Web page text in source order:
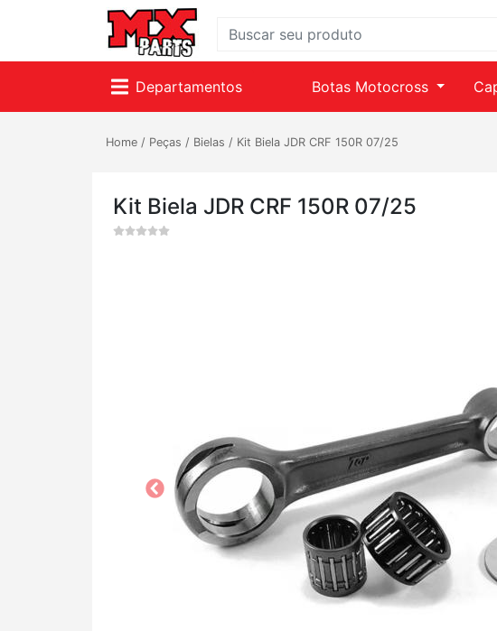
Departamentos Botas Motocross
Home / Peças / Bielas / Kit Biela JDR CRF 150R 07/25
Kit Biela JDR CRF 150R 07/25